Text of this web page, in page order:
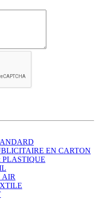
EN CARTON
PLASTIQUE
AIR